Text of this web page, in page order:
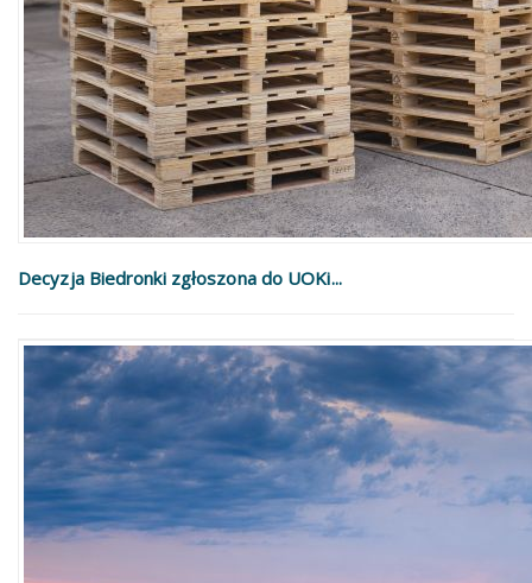
Decyzja Biedronki zgłoszona do UOKi...